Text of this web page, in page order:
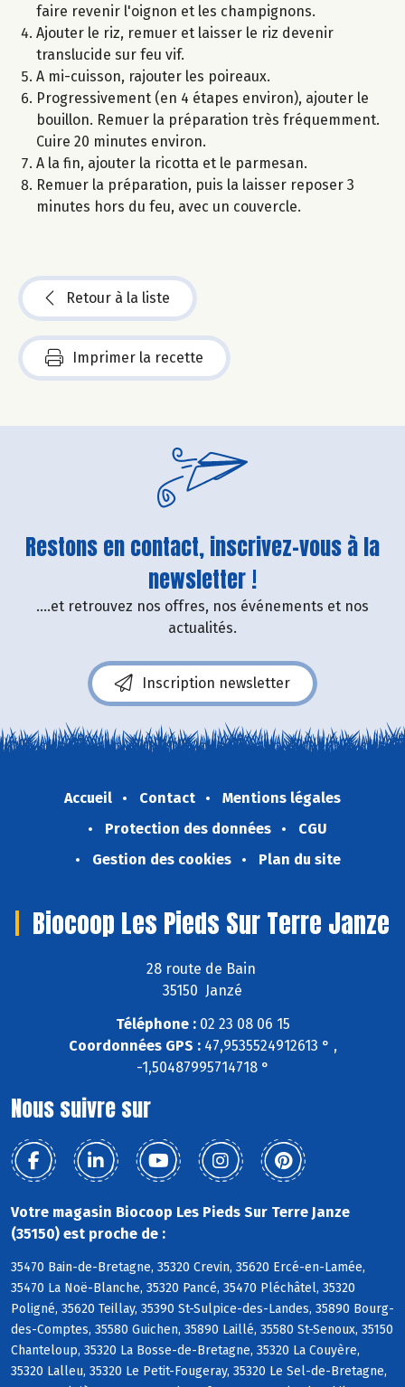
faire revenir l'oignon et les champignons.
Ajouter le riz, remuer et laisser le riz devenir
translucide sur feu vif.
A mi-cuisson, rajouter les poireaux.
Progressivement (en 4 étapes environ), ajouter le
bouillon. Remuer la préparation très fréquemment.
Cuire 20 minutes environ.
A la fin, ajouter la ricotta et le parmesan.
Remuer la préparation, puis la laisser reposer 3
minutes hors du feu, avec un couvercle.
Retour à la liste
Imprimer la recette
Restons en contact, inscrivez-vous à la
newsletter !
....et retrouvez nos offres, nos événements et nos
actualités.
Inscription newsletter
Accueil Contact
Mentions légales
Protection des données
CGU
Gestion des cookies
Plan du site
Biocoop Les Pieds Sur Terre Janze
28 route de Bain
35150 Janzé
Téléphone :02 23 08 06 15
Coordonnées GPS :47,9535524912613 ° ,
-1,50487995714718 °
Nous suivre sur
Votre magasin Biocoop Les Pieds Sur Terre Janze
(35150) est proche de :
35470 Bain-de-Bretagne, 35320 Crevin, 35620 Ercé-en-Lamée,
35470 La Noë-Blanche, 35320 Pancé, 35470 Pléchâtel, 35320
Poligné, 35620 Teillay, 35390 St-Sulpice-des-Landes, 35890 Bourg-
des-Comptes, 35580 Guichen, 35890 Laillé, 35580 St-Senoux, 35150
Chanteloup, 35320 La Bosse-de-Bretagne, 35320 La Couyère,
35320 Lalleu, 35320 Le Petit-Fougeray, 35320 Le Sel-de-Bretagne,